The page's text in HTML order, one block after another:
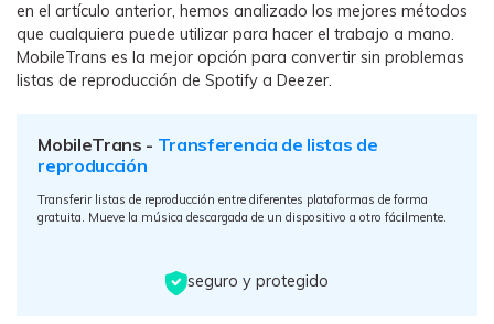
en el artículo anterior, hemos analizado los mejores métodos
que cualquiera puede utilizar para hacer el trabajo a mano.
MobileTrans es la mejor opción para convertir sin problemas
listas de reproducción de Spotify a Deezer.
MobileTrans - Transferencia de listas de
reproducción
Transferir listas de reproducción entre diferentes plataformas de forma
gratuita. Mueve la música descargada de un dispositivo a otro fácilmente.
seguro y protegido